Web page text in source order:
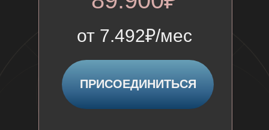
ДОПОЛНИТЕЛЬНЫЕ
от 7.492₽/мес
ПРИСОЕДИНИТЬСЯ